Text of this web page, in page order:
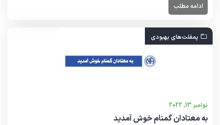
ادامه مطلب
پمفلت‌هاى بهبودى
نوامبر 13, 2022
به معتادان گمنام خوش آمدید